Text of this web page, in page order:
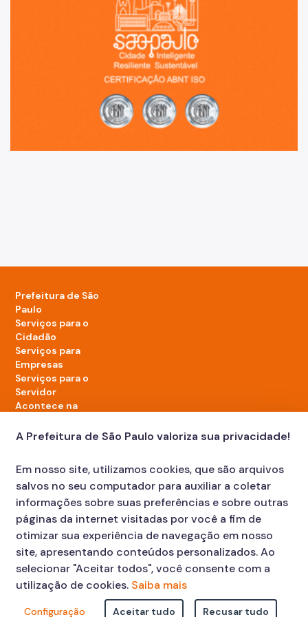
Prefeitura de São
Paulo
Serviços para o
Cidadão
Serviços para
Empresas
Serviços para o
Servidor
Acontece na
LinkedIn da Prefeitura de São Paulo
TikTok da Prefeitura de São Paulo
YouTube da Prefeitura de São Paulo
X da Prefeitura de São Paulo
Instagram da Prefeitura de São Paulo
Facebook da Prefeitura de São Paulo
Diário Oficial
Atendimento: Faça sua Solicitação
A Prefeitura de São Paulo valoriza sua privacidade!
Em nosso site, utilizamos cookies, que são arquivos
salvos no seu computador para auxiliar a coletar
informações sobre suas preferências e sobre outras
páginas da internet visitadas por você a fim de
otimizar sua experiência de navegação em nosso
site, apresentando conteúdos personalizados. Ao
selecionar "Aceitar todos", você consente com a
utilização de cookies. Saiba mais
Configuração Aceitar tudo Recusar tudo